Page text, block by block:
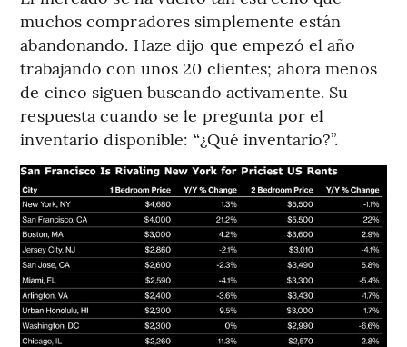
muchos compradores simplemente están
abandonando. Haze dijo que empezó el año
trabajando con unos 20 clientes; ahora menos
de cinco siguen buscando activamente. Su
respuesta cuando se le pregunta por el
inventario disponible: “¿Qué inventario?”.